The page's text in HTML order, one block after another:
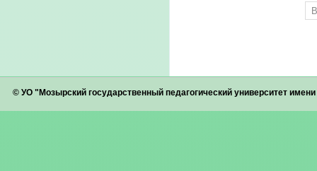
© УО "Мозырский государственный педагогический университет